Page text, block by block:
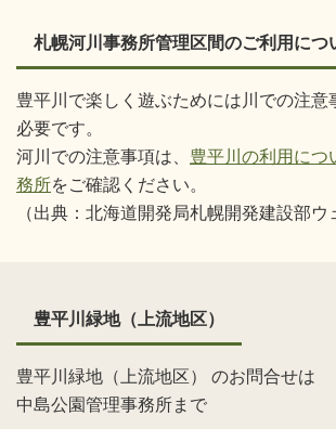
札幌河川事務所管理区間のご利用につ
豊平川で楽しく遊ぶためには川での注意
必要です。
河川での注意事項は、 豊平川の利用につ
務所をご確認ください。
（出典：北海道開発局札幌開発建設部ウ
豊平川緑地（上流地区）
豊平川緑地（上流地区） のお問合せは
中島公園管理事務所まで